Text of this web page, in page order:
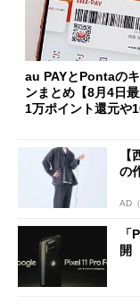
au PAYとPontaの
ンまとめ【8月4日
1万ポイント還元や
の
AD
開